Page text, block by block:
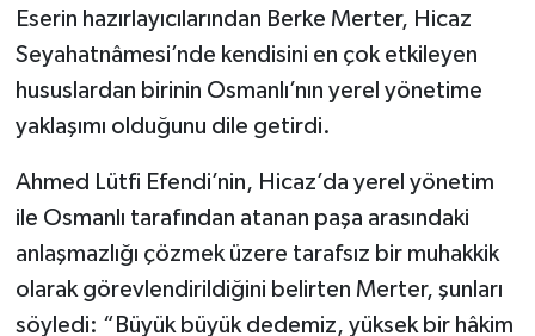
Eserin hazırlayıcılarından Berke Merter, Hicaz
Seyahatnâmesi’nde kendisini en çok etkileyen
hususlardan birinin Osmanlı’nın yerel yönetime
yaklaşımı olduğunu dile getirdi.
Ahmed Lütfi Efendi’nin, Hicaz’da yerel yönetim
ile Osmanlı tarafından atanan paşa arasındaki
anlaşmazlığı çözmek üzere tarafsız bir muhakkik
olarak görevlendirildiğini belirten Merter, şunları
söyledi: “Büyük büyük dedemiz, yüksek bir hâkim